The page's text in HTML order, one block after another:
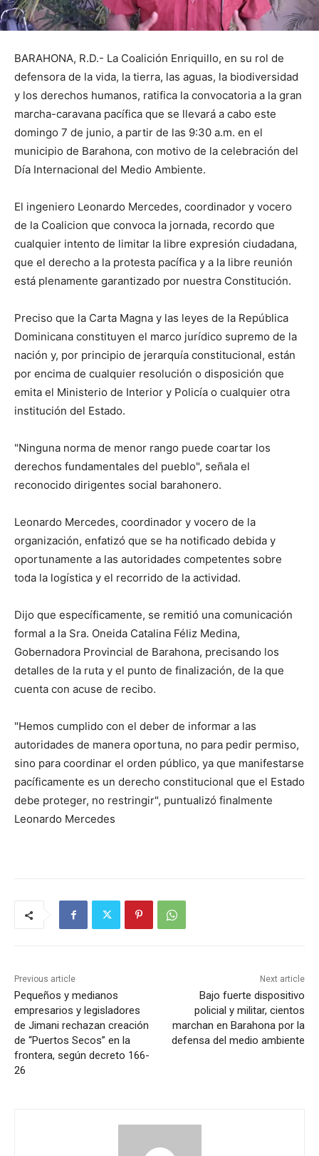
​BARAHONA, R.D.- La Coalición Enriquillo, en su rol de
defensora de la vida, la tierra, las aguas, la biodiversidad
y los derechos humanos, ratifica la convocatoria a la gran
marcha-caravana pacífica que se llevará a cabo este
domingo 7 de junio, a partir de las 9:30 a.m. en el
municipio de Barahona, con motivo de la celebración del
Día Internacional del Medio Ambiente.
El ingeniero Leonardo Mercedes, ​coordinador y vocero
de la Coalicion que convoca la jornada, recordo que
cualquier intento de limitar la libre expresión ciudadana,
que el derecho a la protesta pacífica y a la libre reunión
está plenamente garantizado por nuestra Constitución.
Preciso que la Carta Magna y las leyes de la República
Dominicana constituyen el marco jurídico supremo de la
nación y, por principio de jerarquía constitucional, están
por encima de cualquier resolución o disposición que
emita el Ministerio de Interior y Policía o cualquier otra
institución del Estado.
"Ninguna norma de menor rango puede coartar los
derechos fundamentales del pueblo", señala el
reconocido dirigentes social barahonero.
Leonardo Mercedes, coordinador y vocero de la
organización, enfatizó que se ha notificado debida y
oportunamente a las autoridades competentes sobre
toda la logística y el recorrido de la actividad.
Dijo que ​específicamente, se remitió una comunicación
formal a la Sra. Oneida Catalina Féliz Medina,
Gobernadora Provincial de Barahona, precisando los
detalles de la ruta y el punto de finalización, de la que
cuenta con acuse de recibo.
​"Hemos cumplido con el deber de informar a las
autoridades de manera oportuna, no para pedir permiso,
sino para coordinar el orden público, ya que manifestarse
pacíficamente es un derecho constitucional que el Estado
debe proteger, no restringir", puntualizó finalmente
Leonardo Mercedes
Previous article
Pequeños y medianos
empresarios y legisladores
de Jimani rechazan creación
de “Puertos Secos” en la
frontera, según decreto 166-
26
Next article
Bajo fuerte dispositivo
policial y militar, cientos
marchan en Barahona por la
defensa del medio ambiente